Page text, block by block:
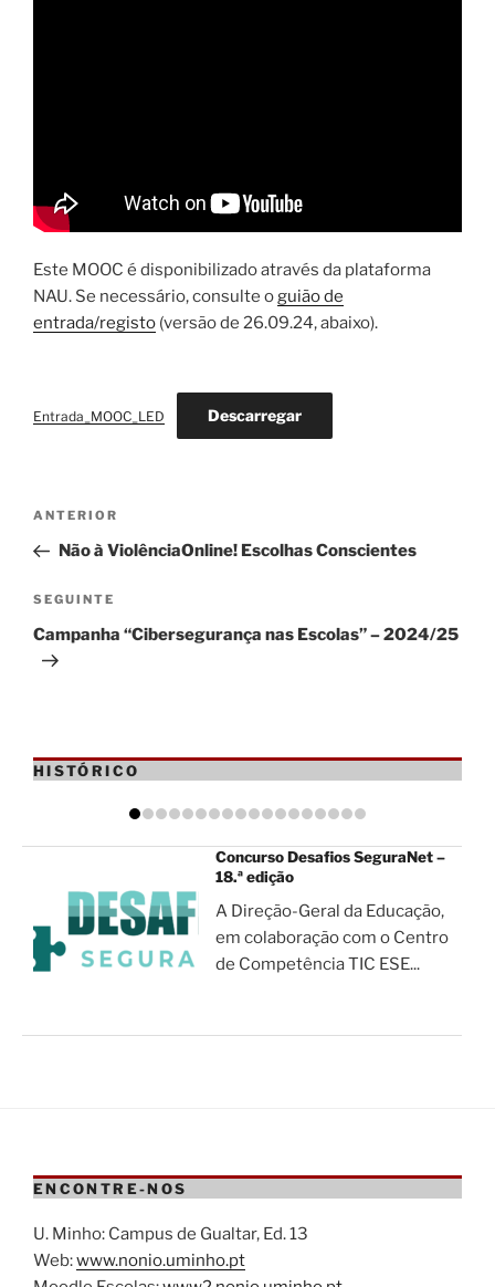
Este MOOC é disponibilizado através da plataforma
NAU. Se necessário, consulte oguião de
entrada/registo (versão de 26.09.24, abaixo).
Entrada_MOOC_LED Descarregar
Navegação
artigos
Conteúdo
anterior
ANTERIOR
Não à ViolênciaOnline! Escolhas Conscientes
Conteúdo
seguinte
SEGUINTE
Campanha “Cibersegurança nas Escolas” – 2024/25
HISTÓRICO
Concurso Desafios SeguraNet –
18.ª edição
A Direção-Geral da Educação,
em colaboração com o Centro
de Competência TIC ESE...
ENCONTRE-NOS
U. Minho: Campus de Gualtar, Ed. 13
Web:www.nonio.uminho.pt